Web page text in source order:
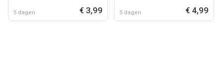
5 dagen € 3,99 5 dagen € 4,99